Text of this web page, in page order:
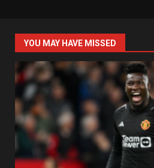
YOU MAY HAVE MISSED